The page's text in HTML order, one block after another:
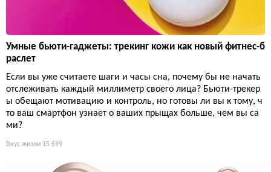
Умные бьюти-гаджеты: трекинг кожи как новый фитнес-б
раслет
Если вы уже считаете шаги и часы сна, почему бы не начать
отслеживать каждый миллиметр своего лица? Бьюти-трекер
ы обещают мотивацию и контроль, но готовы ли вы к тому, ч
то ваш смартфон узнает о ваших прыщах больше, чем вы са
ми?
Вкус жизни 15 699